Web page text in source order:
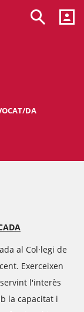
DA
al Col·legi de
Exerceixen
l'interès
la capacitat i